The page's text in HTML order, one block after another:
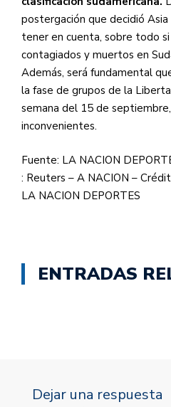
postergación que decidió
tener en cuenta, sobre todo
contagiados y muertos en
Además, será fundamental
la fase de grupos de la
semana del 15 de
inconvenientes.
Fuente: LA NACION
: Reuters – A NACION –
LA NACION DEPORTES
ENTRADAS
Dejar una respuesta